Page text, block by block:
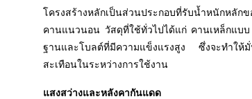
โครงสร้างหลักเป็นส่วนประกอบที่รับน้ำหนักหลัก
คานแนวนอน วัสดุที่ใช้ทั่วไปได้แก่ คานเหล็กแบบ
ฐานและโบลต์ที่มีความแข็งแรงสูง ซึ่งจะทำใ
สะเทือนในระหว่างการใช้งาน
แสงสว่างและหลังคากันแดด